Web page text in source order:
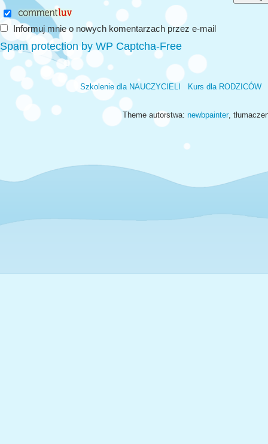
Informuj mnie o nowych komentarzach przez e-mail
Spam protection by WP Captcha-Free
Szkolenie dla NAUCZYCIELI Kurs dla RODZICÓW
Theme autorstwa: newbpainter,